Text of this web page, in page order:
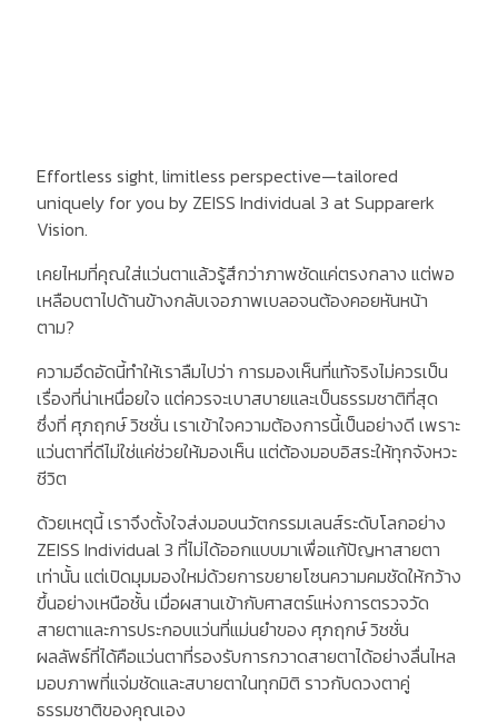
Effortless sight, limitless perspective—tailored
uniquely for you by ZEISS Individual 3 at Supparerk
Vision.
เคยไหมที่คุณใส่แว่นตาแล้วรู้สึกว่าภาพชัดแค่ตรงกลาง แต่พอ
เหลือบตาไปด้านข้างกลับเจอภาพเบลอจนต้องคอยหันหน้า
ตาม?
ความอึดอัดนี้ทำให้เราลืมไปว่า การมองเห็นที่แท้จริงไม่ควรเป็น
เรื่องที่น่าเหนื่อยใจ แต่ควรจะเบาสบายและเป็นธรรมชาติที่สุด
ซึ่งที่ ศุภฤกษ์ วิชชั่น เราเข้าใจความต้องการนี้เป็นอย่างดี เพราะ
แว่นตาที่ดีไม่ใช่แค่ช่วยให้มองเห็น แต่ต้องมอบอิสระให้ทุกจังหวะ
ชีวิต
ด้วยเหตุนี้ เราจึงตั้งใจส่งมอบนวัตกรรมเลนส์ระดับโลกอย่าง
ZEISS Individual 3 ที่ไม่ได้ออกแบบมาเพื่อแก้ปัญหาสายตา
เท่านั้น แต่เปิดมุมมองใหม่ด้วยการขยายโซนความคมชัดให้กว้าง
ขึ้นอย่างเหนือชั้น เมื่อผสานเข้ากับศาสตร์แห่งการตรวจวัด
สายตาและการประกอบแว่นที่แม่นยำของ ศุภฤกษ์ วิชชั่น
ผลลัพธ์ที่ได้คือแว่นตาที่รองรับการกวาดสายตาได้อย่างลื่นไหล
มอบภาพที่แจ่มชัดและสบายตาในทุกมิติ ราวกับดวงตาคู่
ธรรมชาติของคุณเอง